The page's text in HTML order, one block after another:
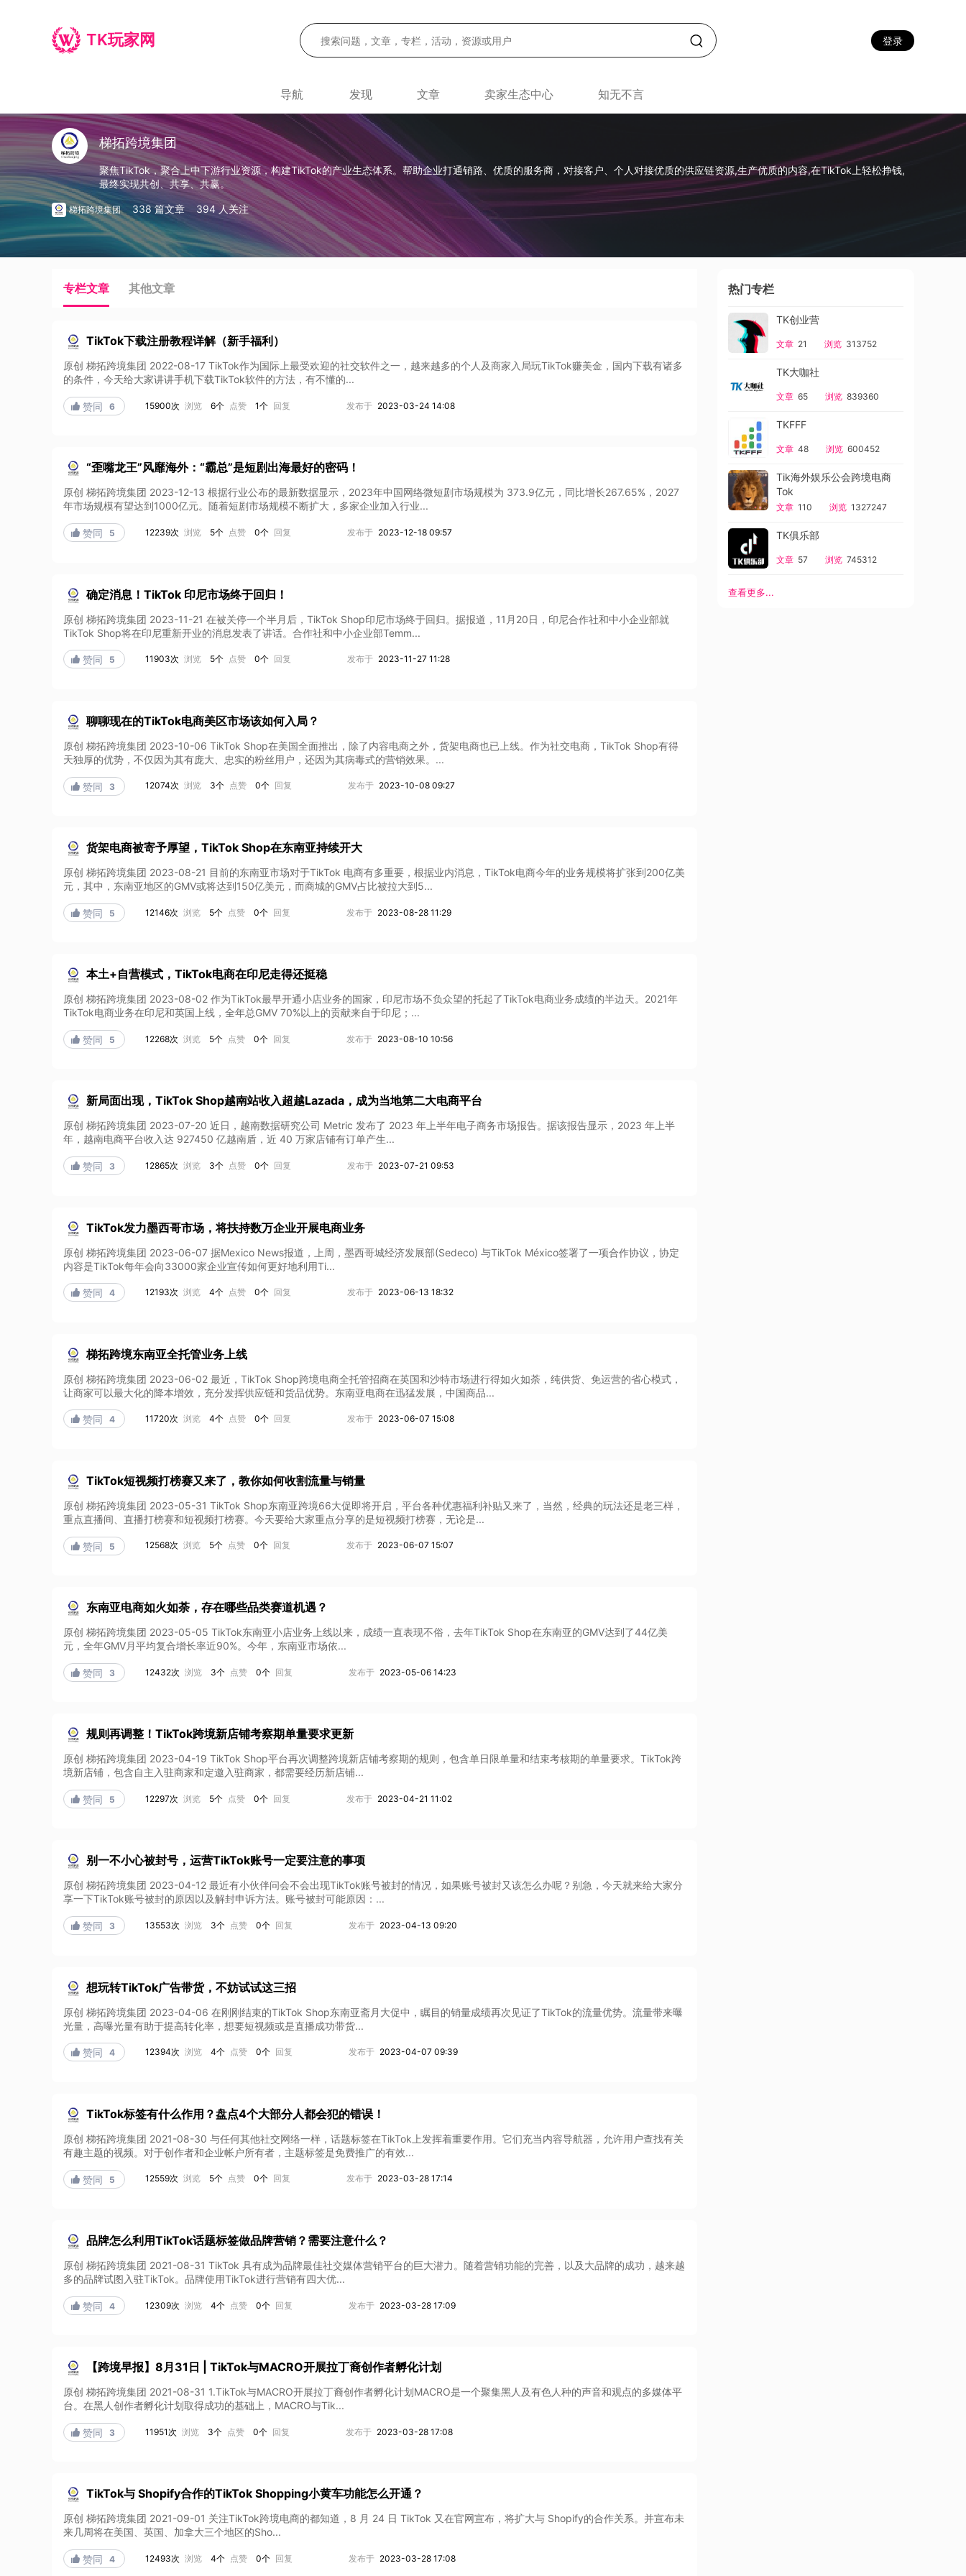
TK玩家网 登录
导航 发现 文章 卖家生态中心 知无不言
梯拓跨境集团
聚焦TikTok，聚合上中下游行业资源，构建TikTok的产业生态体系。帮助企业打通销路、优质的服务商，对接客户、个人对接优质的供应链资源,生产优质的内容,在TikTok上轻松挣钱,
最终实现共创、共享、共赢。
梯拓跨境集团 338 篇文章 394 人关注
专栏文章 其他文章
TikTok下载注册教程详解（新手福利）
原创 梯拓跨境集团 2022-08-17 TikTok作为国际上最受欢迎的社交软件之一，越来越多的个人及商家入局玩TikTok赚美金，国内下载有诸多
的条件，今天给大家讲讲手机下载TikTok软件的方法，有不懂的...
 赞同 6 15900次 浏览 6个 点赞 1个 回复 发布于 2023-03-24 14:08
“歪嘴龙王”风靡海外：“霸总”是短剧出海最好的密码！
原创 梯拓跨境集团 2023-12-13 根据行业公布的最新数据显示，2023年中国网络微短剧市场规模为 373.9亿元，同比增长267.65%，2027
年市场规模有望达到1000亿元。随着短剧市场规模不断扩大，多家企业加入行业...
 赞同 5 12239次 浏览 5个 点赞 0个 回复 发布于 2023-12-18 09:57
确定消息！TikTok 印尼市场终于回归！
原创 梯拓跨境集团 2023-11-21 在被关停一个半月后，TikTok Shop印尼市场终于回归。据报道，11月20日，印尼合作社和中小企业部就
TikTok Shop将在印尼重新开业的消息发表了讲话。合作社和中小企业部Temm...
 赞同 5 11903次 浏览 5个 点赞 0个 回复 发布于 2023-11-27 11:28
聊聊现在的TikTok电商美区市场该如何入局？
原创 梯拓跨境集团 2023-10-06 TikTok Shop在美国全面推出，除了内容电商之外，货架电商也已上线。作为社交电商，TikTok Shop有得
天独厚的优势，不仅因为其有庞大、忠实的粉丝用户，还因为其病毒式的营销效果。...
 赞同 3 12074次 浏览 3个 点赞 0个 回复 发布于 2023-10-08 09:27
货架电商被寄予厚望，TikTok Shop在东南亚持续开大
原创 梯拓跨境集团 2023-08-21 目前的东南亚市场对于TikTok 电商有多重要，根据业内消息，TikTok电商今年的业务规模将扩张到200亿美
元，其中，东南亚地区的GMV或将达到150亿美元，而商城的GMV占比被拉大到5...
 赞同 5 12146次 浏览 5个 点赞 0个 回复 发布于 2023-08-28 11:29
本土+自营模式，TikTok电商在印尼走得还挺稳
原创 梯拓跨境集团 2023-08-02 作为TikTok最早开通小店业务的国家，印尼市场不负众望的托起了TikTok电商业务成绩的半边天。2021年
TikTok电商业务在印尼和英国上线，全年总GMV 70%以上的贡献来自于印尼；...
 赞同 5 12268次 浏览 5个 点赞 0个 回复 发布于 2023-08-10 10:56
新局面出现，TikTok Shop越南站收入超越Lazada，成为当地第二大电商平台
原创 梯拓跨境集团 2023-07-20 近日，越南数据研究公司 Metric 发布了 2023 年上半年电子商务市场报告。据该报告显示，2023 年上半
年，越南电商平台收入达 927450 亿越南盾，近 40 万家店铺有订单产生...
 赞同 3 12865次 浏览 3个 点赞 0个 回复 发布于 2023-07-21 09:53
TikTok发力墨西哥市场，将扶持数万企业开展电商业务
原创 梯拓跨境集团 2023-06-07 据Mexico News报道，上周，墨西哥城经济发展部(Sedeco) 与TikTok México签署了一项合作协议，协定
内容是TikTok每年会向33000家企业宣传如何更好地利用Ti...
 赞同 4 12193次 浏览 4个 点赞 0个 回复 发布于 2023-06-13 18:32
梯拓跨境东南亚全托管业务上线
原创 梯拓跨境集团 2023-06-02 最近，TikTok Shop跨境电商全托管招商在英国和沙特市场进行得如火如荼，纯供货、免运营的省心模式，
让商家可以最大化的降本增效，充分发挥供应链和货品优势。东南亚电商在迅猛发展，中国商品...
 赞同 4 11720次 浏览 4个 点赞 0个 回复 发布于 2023-06-07 15:08
TikTok短视频打榜赛又来了，教你如何收割流量与销量
原创 梯拓跨境集团 2023-05-31 TikTok Shop东南亚跨境66大促即将开启，平台各种优惠福利补贴又来了，当然，经典的玩法还是老三样，
重点直播间、直播打榜赛和短视频打榜赛。今天要给大家重点分享的是短视频打榜赛，无论是...
 赞同 5 12568次 浏览 5个 点赞 0个 回复 发布于 2023-06-07 15:07
东南亚电商如火如荼，存在哪些品类赛道机遇？
原创 梯拓跨境集团 2023-05-05 TikTok东南亚小店业务上线以来，成绩一直表现不俗，去年TikTok Shop在东南亚的GMV达到了44亿美
元，全年GMV月平均复合增长率近90%。今年，东南亚市场依...
 赞同 3 12432次 浏览 3个 点赞 0个 回复 发布于 2023-05-06 14:23
规则再调整！TikTok跨境新店铺考察期单量要求更新
原创 梯拓跨境集团 2023-04-19 TikTok Shop平台再次调整跨境新店铺考察期的规则，包含单日限单量和结束考核期的单量要求。TikTok跨
境新店铺，包含自主入驻商家和定邀入驻商家，都需要经历新店铺...
 赞同 5 12297次 浏览 5个 点赞 0个 回复 发布于 2023-04-21 11:02
别一不小心被封号，运营TikTok账号一定要注意的事项
原创 梯拓跨境集团 2023-04-12 最近有小伙伴问会不会出现TikTok账号被封的情况，如果账号被封又该怎么办呢？别急，今天就来给大家分
享一下TikTok账号被封的原因以及解封申诉方法。账号被封可能原因：...
 赞同 3 13553次 浏览 3个 点赞 0个 回复 发布于 2023-04-13 09:20
想玩转TikTok广告带货，不妨试试这三招
原创 梯拓跨境集团 2023-04-06 在刚刚结束的TikTok Shop东南亚斋月大促中，瞩目的销量成绩再次见证了TikTok的流量优势。流量带来曝
光量，高曝光量有助于提高转化率，想要短视频或是直播成功带货...
 赞同 4 12394次 浏览 4个 点赞 0个 回复 发布于 2023-04-07 09:39
TikTok标签有什么作用？盘点4个大部分人都会犯的错误！
原创 梯拓跨境集团 2021-08-30 与任何其他社交网络一样，话题标签在TikTok上发挥着重要作用。它们充当内容导航器，允许用户查找有关
有趣主题的视频。对于创作者和企业帐户所有者，主题标签是免费推广的有效...
 赞同 5 12559次 浏览 5个 点赞 0个 回复 发布于 2023-03-28 17:14
品牌怎么利用TikTok话题标签做品牌营销？需要注意什么？
原创 梯拓跨境集团 2021-08-31 TikTok 具有成为品牌最佳社交媒体营销平台的巨大潜力。随着营销功能的完善，以及大品牌的成功，越来越
多的品牌试图入驻TikTok。品牌使用TikTok进行营销有四大优...
 赞同 4 12309次 浏览 4个 点赞 0个 回复 发布于 2023-03-28 17:09
【跨境早报】8月31日 | TikTok与MACRO开展拉丁裔创作者孵化计划
原创 梯拓跨境集团 2021-08-31 1.TikTok与MACRO开展拉丁裔创作者孵化计划MACRO是一个聚集黑人及有色人种的声音和观点的多媒体平
台。在黑人创作者孵化计划取得成功的基础上，MACRO与Tik...
 赞同 3 11951次 浏览 3个 点赞 0个 回复 发布于 2023-03-28 17:08
TikTok与 Shopify合作的TikTok Shopping小黄车功能怎么开通？
原创 梯拓跨境集团 2021-09-01 关注TikTok跨境电商的都知道，8 月 24 日 TikTok 又在官网宣布，将扩大与 Shopify的合作关系。并宣布未
来几周将在美国、英国、加拿大三个地区的Sho...
 赞同 4 12493次 浏览 4个 点赞 0个 回复 发布于 2023-03-28 17:08
热门专栏
TK创业营
文章 21 浏览 313752
TK大咖社
文章 65 浏览 839360
TKFFF
文章 48 浏览 600452
Tik海外娱乐公会跨境电商
Tok
文章 110 浏览 1327247
TK俱乐部
文章 57 浏览 745312
查看更多...